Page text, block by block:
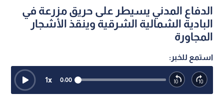
الدفاع المدني يسيطر على حريق مزرعة في
البادية الشمالية الشرقية وينقذ الأشجار
المجاورة
استمع للخبر:
0:00
1x